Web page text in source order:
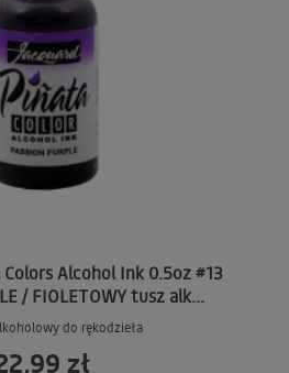
Colors Alcohol Ink 0.5oz #13
/ FIOLETOWY tusz alk...
do rękodzieła
zł